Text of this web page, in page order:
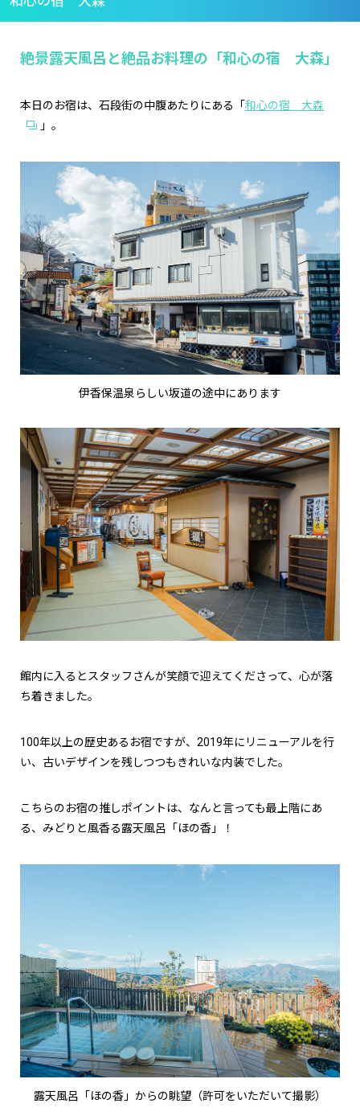
絶景露天風呂と絶品お料理の「和心の宿 大森」
本日のお宿は、石段街の中腹あたりにある「和心の宿 大森
」。
伊香保温泉らしい坂道の途中にあります
館内に入るとスタッフさんが笑顔で迎えてくださって、心が落
ち着きました。
100年以上の歴史あるお宿ですが、2019年にリニューアルを行
い、古いデザインを残しつつもきれいな内装でした。
こちらのお宿の推しポイントは、なんと言っても最上階にあ
る、みどりと風香る露天風呂「ほの香」！
露天風呂「ほの香」からの眺望（許可をいただいて撮影）